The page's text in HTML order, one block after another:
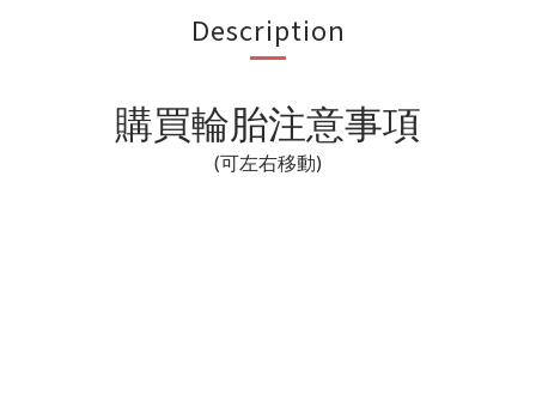
Description
購買輪胎注意事項
(可左右移動)